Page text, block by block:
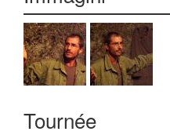
Tournée